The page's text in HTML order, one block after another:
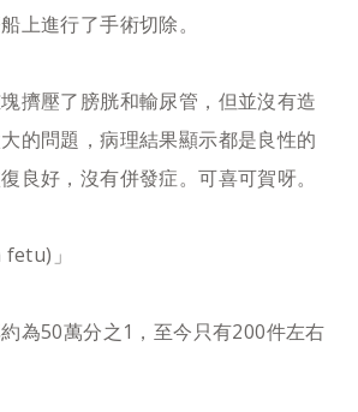
上進行了手術切除。
擠壓了膀胱和輸尿管，但並沒有造
的問題，病理結果顯示都是良性的
良好，沒有併發症。可喜可賀呀。
」
為50萬分之1，至今只有200件左右